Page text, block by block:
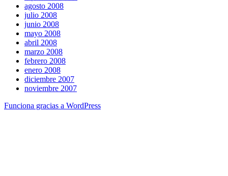
agosto 2008
julio 2008
junio 2008
mayo 2008
abril 2008
marzo 2008
febrero 2008
enero 2008
diciembre 2007
noviembre 2007
Funciona gracias a WordPress